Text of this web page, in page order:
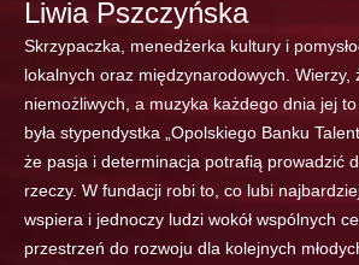
Liwia Pszczyńska
Skrzypaczka, menedżerka kultury i
lokalnych oraz międzynarodowych. Wierzy,
niemożliwych, a muzyka każdego dnia jej
była stypendystka „Opolskiego Banku
że pasja i determinacja potrafią prowadzić
rzeczy. W fundacji robi to, co lubi
wspiera i jednoczy ludzi wokół wspólnych
przestrzeń do rozwoju dla kolejnych